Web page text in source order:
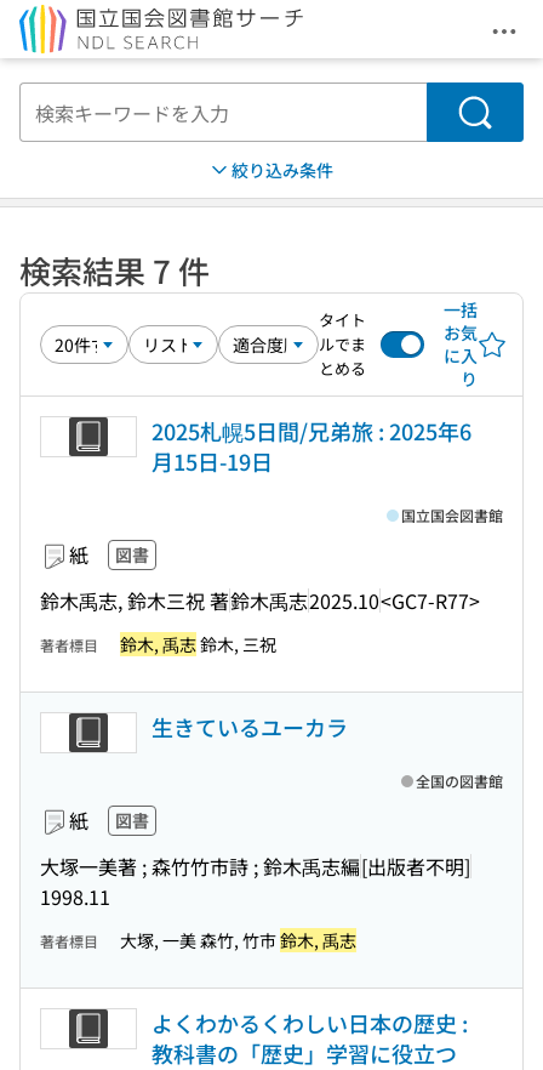
メ
検索
絞り込み条件
検索結果 7 件
タイト
ルでま
とめる
一括
お気
に入
り
2025札幌5日間/兄弟旅 : 2025年6
月15日-19日
紙 図書
鈴木禹志, 鈴木三祝 著鈴木禹志2025.10<GC7-R77>
国立国会図書館
著者標目 鈴木, 禹志鈴木, 三祝
生きているユーカラ
紙 図書
大塚一美著 ; 森竹竹市詩 ; 鈴木禹志編[出版者不明]
1998.11
全国の図書館
著者標目 大塚, 一美 森竹, 竹市鈴木, 禹志
よくわかるくわしい日本の歴史 :
教科書の「歴史」学習に役立つ